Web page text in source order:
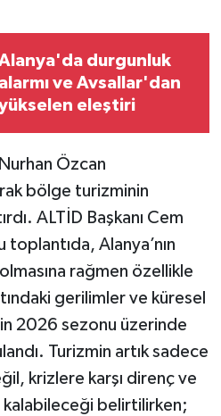
durgunluk
alarmı ve Avsallar'dan
eleştiri
Özcan
bölge turizminin
ALTİD Başkanı Cem
toplantıda, Alanya’nın
rağmen özellikle
gerilimler ve küresel
2026 sezonu üzerinde
Turizmin artık sadece
krizlere karşı direnç ve
belirtilirken;